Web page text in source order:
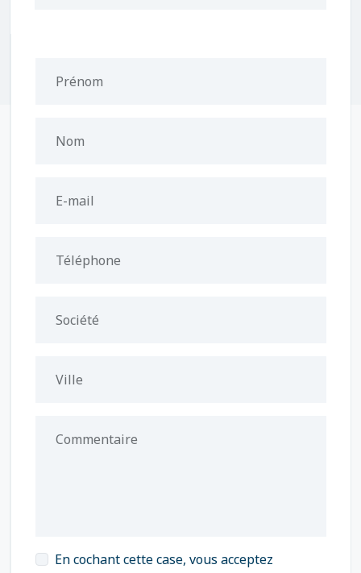
Prénom
Nom
E-mail
Téléphone
Société
Ville
Commentaire
En cochant cette case, vous acceptez